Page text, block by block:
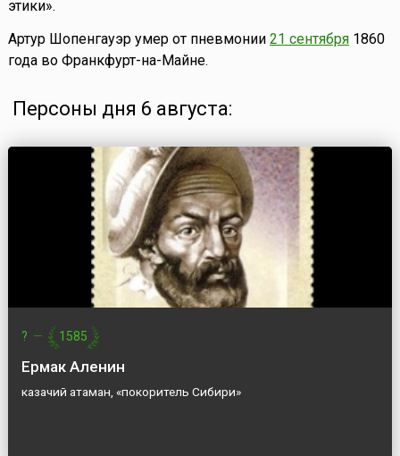
этики».
Артур Шопенгауэр умер от пневмонии 21 сентября1860
года во Франкфурт-на-Майне.
Персоны дня 6 августа:
? — 1585
Ермак Аленин
казачий атаман, «покоритель Сибири»